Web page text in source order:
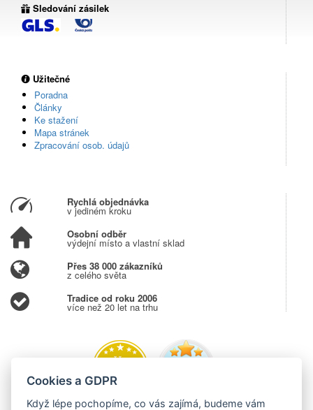
Sledování zásilek
Užitečné
Poradna
Články
Ke stažení
Mapa stránek
Zpracování osob. údajů
Rychlá objednávka
v jediném kroku
Osobní odběr
výdejní místo a vlastní sklad
Přes 38 000 zákazníků
z celého světa
Tradice od roku 2006
více než 20 let na trhu
Cookies a GDPR
Když lépe pochopíme, co vás zajímá, budeme vám